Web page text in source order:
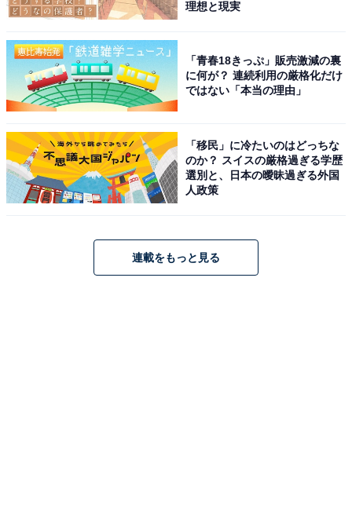
理想と現実
「青春18きっぷ」販売激減の裏
に何が？ 連続利用の厳格化だけ
ではない「本当の理由」
「移民」に冷たいのはどっちな
のか？ スイスの厳格過ぎる学歴
選別と、日本の曖昧過ぎる外国
人政策
連載をもっと見る